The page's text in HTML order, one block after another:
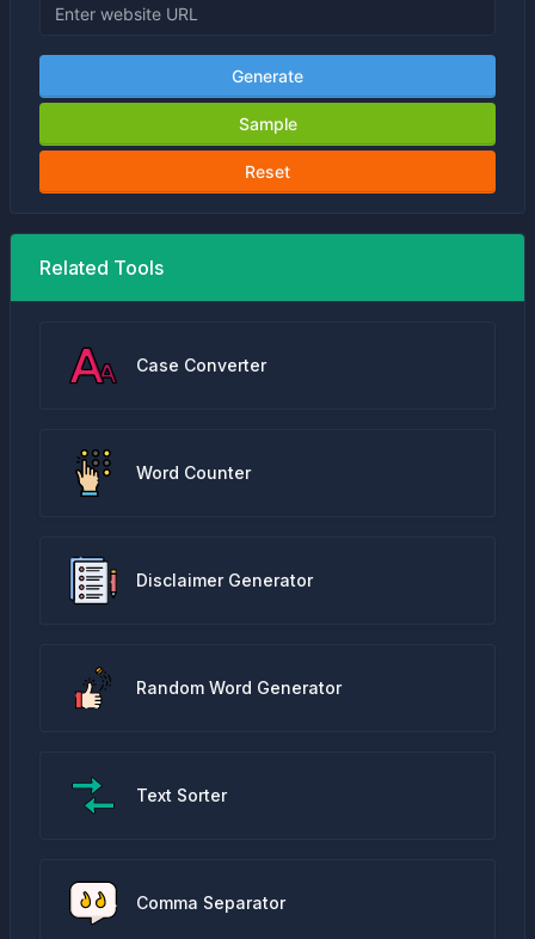
Generate
Sample
Reset
Related Tools
Case Converter
Word Counter
Disclaimer Generator
Random Word Generator
Text Sorter
Comma Separator